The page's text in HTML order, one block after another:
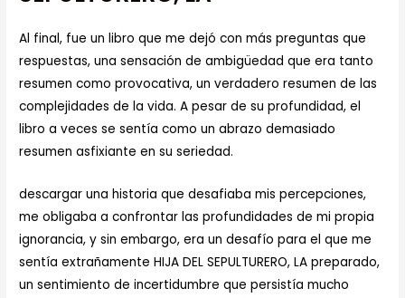
Al final, fue un libro que me dejó con más preguntas que
respuestas, una sensación de ambigüedad que era tanto
resumen como provocativa, un verdadero resumen de las
complejidades de la vida. A pesar de su profundidad, el
libro a veces se sentía como un abrazo demasiado
resumen asfixiante en su seriedad.
descargar una historia que desafiaba mis percepciones,
me obligaba a confrontar las profundidades de mi propia
ignorancia, y sin embargo, era un desafío para el que me
sentía extrañamente HIJA DEL SEPULTURERO, LA preparado,
un sentimiento de incertidumbre que persistía mucho